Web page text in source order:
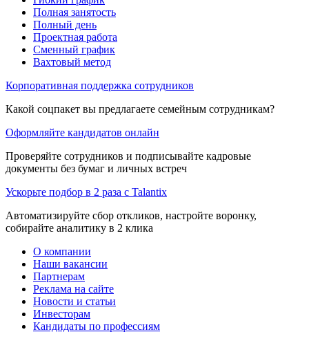
Полная занятость
Полный день
Проектная работа
Сменный график
Вахтовый метод
Корпоративная поддержка сотрудников
Какой соцпакет вы предлагаете семейным сотрудникам?
Оформляйте кандидатов онлайн
Проверяйте сотрудников и подписывайте кадровые
документы без бумаг и личных встреч
Ускорьте подбор в 2 раза с Talantix
Автоматизируйте сбор откликов, настройте воронку,
собирайте аналитику в 2 клика
О компании
Наши вакансии
Партнерам
Реклама на сайте
Новости и статьи
Инвесторам
Кандидаты по профессиям